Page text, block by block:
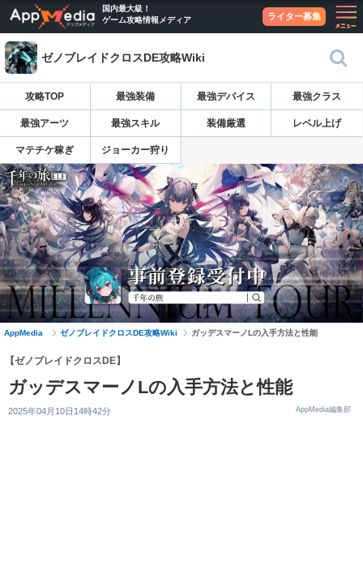
国内最大級！
ゲーム攻略情報メディア
ライター募集
ゼノブレイドクロスDE攻略Wiki
攻略TOP 最強装備 最強デバイス 最強クラス
最強アーツ 最強スキル 装備厳選 レベル上げ
マテチケ稼ぎ ジョーカー狩り
AppMedia ゼノブレイドクロスDE攻略Wiki ガッデスマーノLの入手方法と性能
【ゼノブレイドクロスDE】
ガッデスマーノLの入手方法と性能
2025年04月10日14時42分 AppMedia編集部